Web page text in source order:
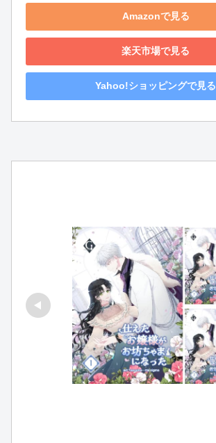
Amazonで見る
楽天市場で見る
Yahoo!ショッピングで見る